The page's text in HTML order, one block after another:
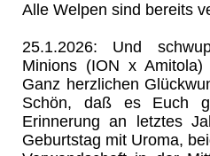
Alle Welpen sind bereits
25.1.2026: Und
Minions (ION x
Ganz herzlichen
Schön, daß es Euch
Erinnerung an letztes
Geburtstag mit Uroma,